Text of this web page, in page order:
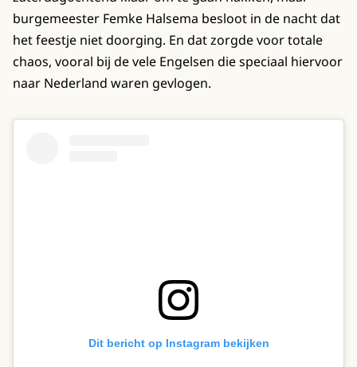
burgemeester Femke Halsema besloot in de nacht dat
het feestje niet doorging. En dat zorgde voor totale
chaos, vooral bij de vele Engelsen die speciaal hiervoor
naar Nederland waren gevlogen.
Dit bericht op Instagram bekijken